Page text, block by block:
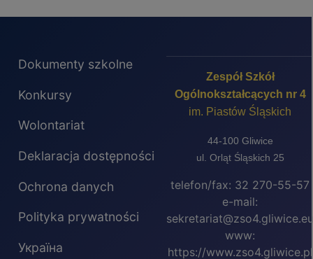
Dokumenty szkolne
Konkursy
Wolontariat
Deklaracja dostępności
Ochrona danych
Polityka prywatności
Україна
Zespół Szkół
Ogólnokształcących nr 4
im. Piastów Śląskich
44-100 Gliwice
ul. Orląt Śląskich 25
telefon/fax: 32 270-55-57
e-mail:
www:
https://www.zso4.gliwice.pl